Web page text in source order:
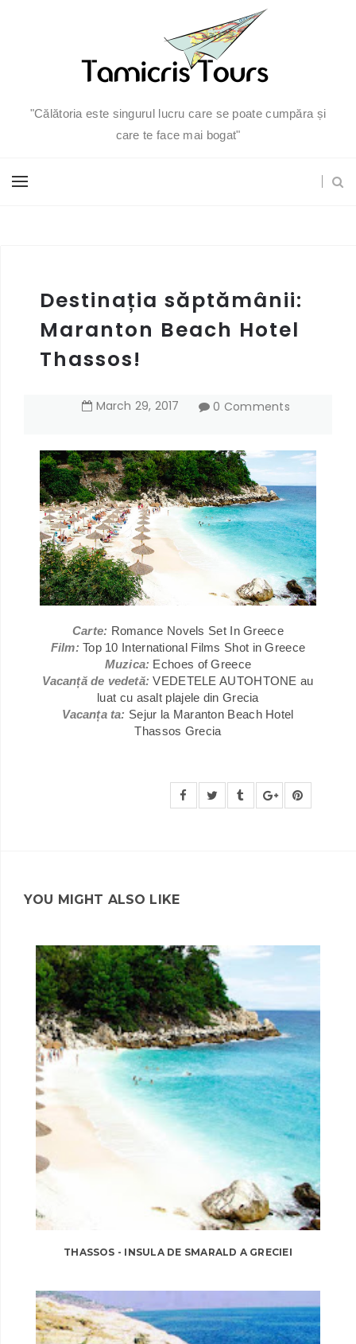
"Călătoria este singurul lucru care se poate cumpăra și
care te face mai bogat"
Destinația săptămânii:
Maranton Beach Hotel
Thassos!
March 29, 2017 0 Comments
Carte: Romance Novels Set In Greece
Film: Top 10 International Films Shot in Greece
Muzica: Echoes of Greece
Vacanță de vedetă:VEDETELE AUTOHTONE au
luat cu asalt plajele din Grecia
Vacanța ta: Sejur la Maranton Beach Hotel
Thassos Grecia
YOU MIGHT ALSO LIKE
THASSOS - INSULA DE SMARALD A GRECIEI